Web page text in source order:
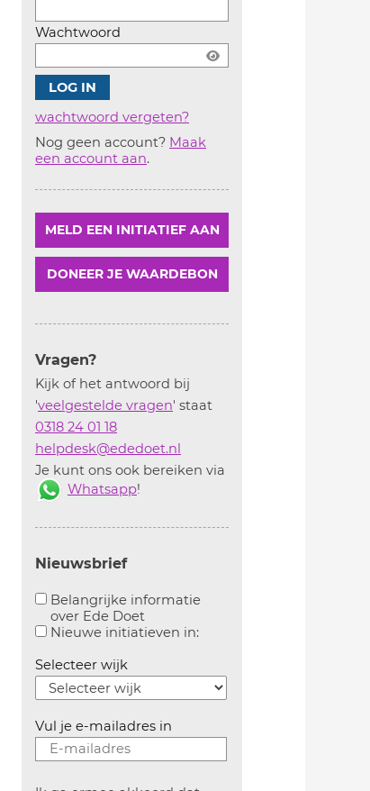
Wachtwoord
wachtwoord vergeten?
Nog geen account? Maak
een account aan.
MELD EEN INITIATIEF AAN
DONEER JE WAARDEBON
Vragen?
Kijk of het antwoord bij
'veelgestelde vragen' staat
0318 24 01 18
helpdesk@ededoet.nl
Je kunt ons ook bereiken via
Whatsapp!
Nieuwsbrief
Belangrijke informatie
over Ede Doet
Aanvinken om belangrijke informatie over
Nieuwe initiatieven in:Aanvinken om
Selecteer wijk
Vul je e-mailadres in